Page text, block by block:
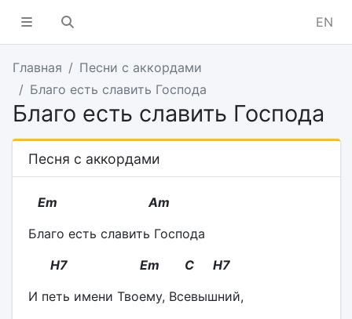
EN
Главная
Песни с аккордами
Благо есть славить Господа
Благо есть славить Господа
Песня с аккордами
Em Am
Благо есть славить Господа
H7 Em C H7
И петь имени Твоему, Всевышний,